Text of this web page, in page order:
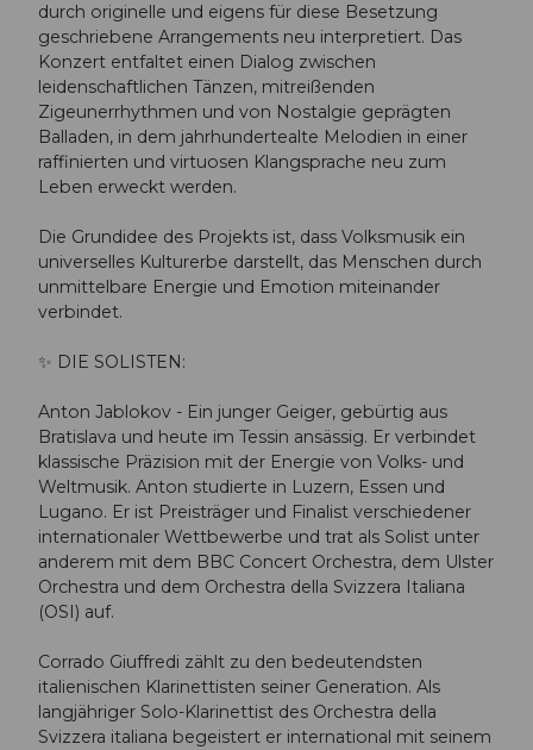
durch originelle und eigens für diese Besetzung
geschriebene Arrangements neu interpretiert. Das
Konzert entfaltet einen Dialog zwischen
leidenschaftlichen Tänzen, mitreißenden
Zigeunerrhythmen und von Nostalgie geprägten
Balladen, in dem jahrhundertealte Melodien in einer
raffinierten und virtuosen Klangsprache neu zum
Leben erweckt werden.
Die Grundidee des Projekts ist, dass Volksmusik ein
universelles Kulturerbe darstellt, das Menschen durch
unmittelbare Energie und Emotion miteinander
verbindet.
✨ DIE SOLISTEN:
Anton Jablokov - Ein junger Geiger, gebürtig aus
Bratislava und heute im Tessin ansässig. Er verbindet
klassische Präzision mit der Energie von Volks- und
Weltmusik. Anton studierte in Luzern, Essen und
Lugano. Er ist Preisträger und Finalist verschiedener
internationaler Wettbewerbe und trat als Solist unter
anderem mit dem BBC Concert Orchestra, dem Ulster
Orchestra und dem Orchestra della Svizzera Italiana
(OSI) auf.
Corrado Giuffredi zählt zu den bedeutendsten
italienischen Klarinettisten seiner Generation. Als
langjähriger Solo-Klarinettist des Orchestra della
Svizzera italiana begeistert er international mit seinem